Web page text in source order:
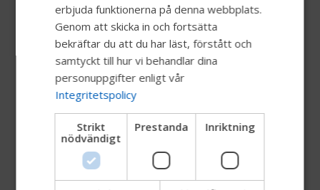
Permobil Global Compact COP_2022
covering 2021
Permobil Supplier Quality Manual 2024
Permobil Sustainability Report 2023
DUTCH
GERMAN
DANISH
CHINESE (SIMPLIFIED)
ITALIAN
SPANISH
erbjuda funktionerna på denna webbplats.
Genom att skicka in och fortsätta
bekräftar du att du har läst, förstått och
samtyckt till hur vi behandlar dina
personuppgifter enligt vår
Integritetspolicy
Strikt
nödvändigt
Prestanda Inriktning